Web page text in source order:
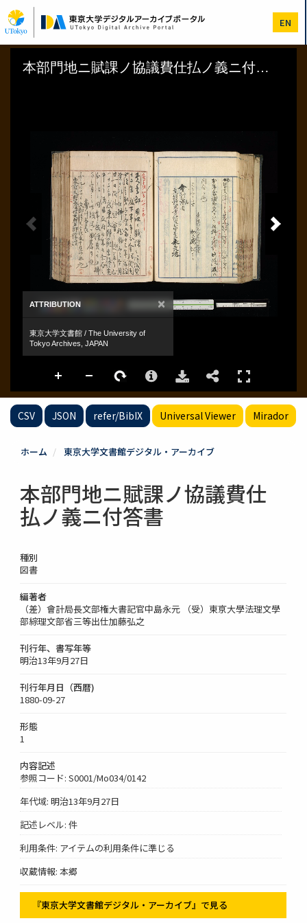
イ
ン
コ
EN
CSV JSON refer/BibIX Universal Viewer Mirador
ホーム 東京大学文書館デジタル・アーカイブ
本部門地ニ賦課ノ協議費仕
払ノ義ニ付答書
種別
図書
編著者
（差）會計局長文部権大書記官中島永元 （受）東亰大學法理文學
部綜理文部省三等出仕加藤弘之
刊行年、書写年等
明治13年9月27日
刊行年月日（西暦)
1880-09-27
形態
1
内容記述
参照コード: S0001/Mo034/0142
年代域: 明治13年9月27日
記述レベル: 件
利用条件: アイテムの利用条件に準じる
収蔵情報: 本郷
『東京大学文書館デジタル・アーカイブ』で見る